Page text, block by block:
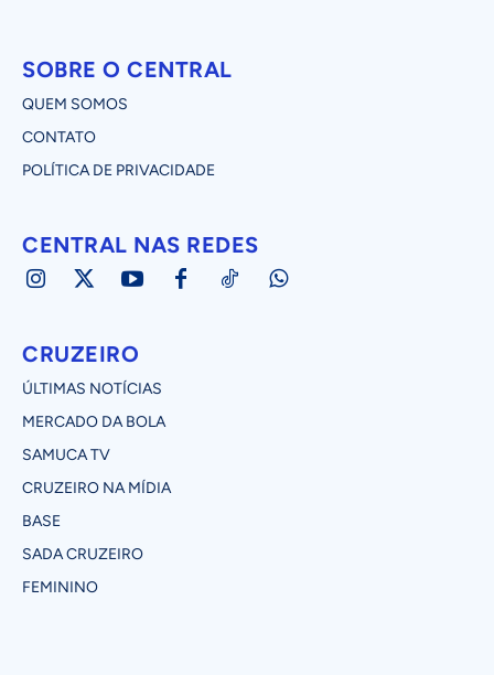
SOBRE O CENTRAL
QUEM SOMOS
CONTATO
POLÍTICA DE PRIVACIDADE
CENTRAL NAS REDES
CRUZEIRO
ÚLTIMAS NOTÍCIAS
MERCADO DA BOLA
SAMUCA TV
CRUZEIRO NA MÍDIA
BASE
SADA CRUZEIRO
FEMININO